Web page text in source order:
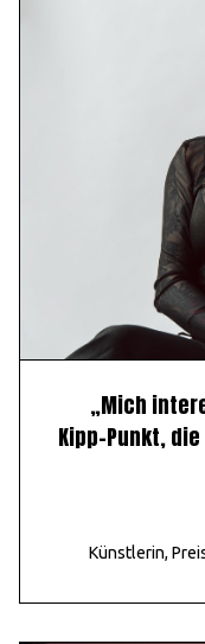
„Mich
Kipp-Punkt,
Künstlerin,